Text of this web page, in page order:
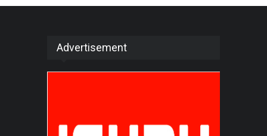
Advertisement